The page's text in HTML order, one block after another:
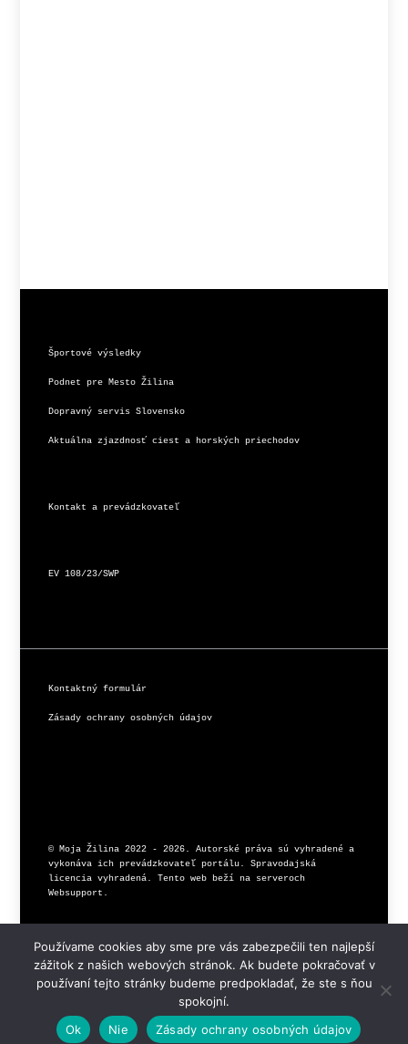
Športové výsledky
Podnet pre Mesto Žilina
Dopravný servis Slovensko
Aktuálna zjazdnosť ciest a horských priechodov
Kontakt a prevádzkovateľ
EV 108/23/SWP
Kontaktný formulár
Zásady ochrany osobných údajov
© Moja Žilina 2022 - 2026. Autorské práva sú vyhradené a
vykonáva ich prevádzkovateľ portálu. Spravodajská
licencia vyhradená. Tento web beží na serveroch
Používame cookies aby sme pre vás zabezpečili ten najlepší
zážitok z našich webových stránok. Ak budete pokračovať v
používaní tejto stránky budeme predpokladať, že ste s ňou
spokojní.
Ok
Nie Zásady ochrany osobných údajov